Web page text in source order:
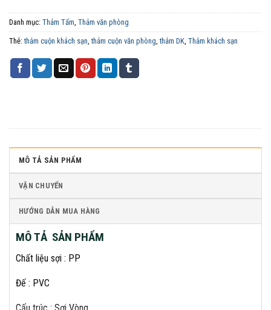
Danh mục: Thảm Tấm, Thảm văn phòng
Thẻ:thảm cuộn khách sạn,thảm cuộn văn phòng,thảm DK, Thảm khách sạn
MÔ TẢ SẢN PHẨM
VẬN CHUYỂN
HƯỚNG DẪN MUA HÀNG
MÔ TẢ SẢN PHẨM
Chất liệu sợi : PP
Đế : PVC